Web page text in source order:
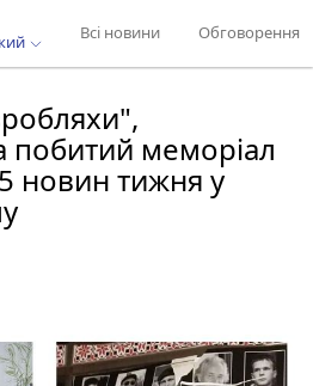
Всі новини Обговорення
побитий меморіал
новин тижня у